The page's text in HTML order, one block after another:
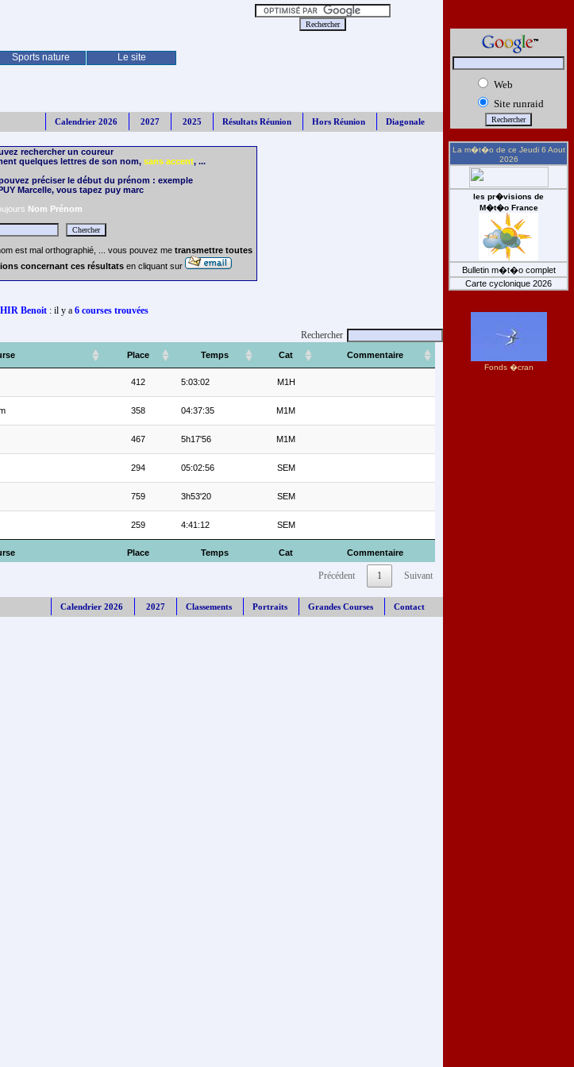
Sports nature Le site
Calendrier 2026 2027 2025 Résultats Réunion Hors Réunion Diagonale
rechercher un coureur
quelques lettres de son nom, sans accent, ...
préciser le début du prénom : exemple
Marcelle, vous tapez puy marc
Nom Prénom
est mal orthographié, ... vous pouvez me transmettre toutes
concernant ces résultats en cliquant sur
Benoit : il y a 6 courses trouvées
Rechercher
Place Temps Cat Commentaire
Place Temps Cat Commentaire
412 5:03:02 M1H
358 04:37:35 M1M
467 5h17'56 M1M
294 05:02:56 SEM
759 3h53'20 SEM
259 4:41:12 SEM
Précédent 1 Suivant
Calendrier 2026 2027 Classements Portraits Grandes Courses Contact
Web
Site runraid
La m�t�o de ce Jeudi 6 Aout
2026
les pr�visions de
M�t�o France
Bulletin m�t�o complet
Carte cyclonique 2026
Fonds �cran